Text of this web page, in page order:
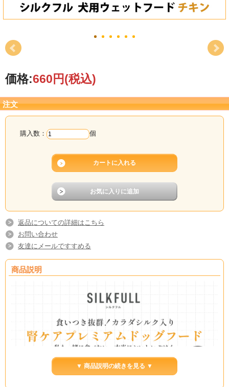
価格:660円(税込)
注文
購入数： 個
返品についての詳細はこちら
お問い合わせ
友達にメールですすめる
商品説明
▼ 商品説明の続きを見る ▼